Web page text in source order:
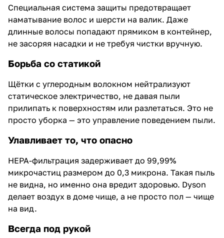
Специальная система защиты предотвращает
наматывание волос и шерсти на валик. Даже
длинные волосы попадают прямиком в контейнер,
не засоряя насадки и не требуя чистки вручную.
Борьба со статикой
Щётки с углеродным волокном нейтрализуют
статическое электричество, не давая пыли
прилипать к поверхностям или разлетаться. Это не
просто уборка — это управление поведением пыли.
Улавливает то, что опасно
HEPA-фильтрация задерживает до 99,99%
микрочастиц размером до 0,3 микрона. Такая пыль
не видна, но именно она вредит здоровью. Dyson
делает воздух в доме чище, а не просто пол — чище
на вид.
Всегда под рукой